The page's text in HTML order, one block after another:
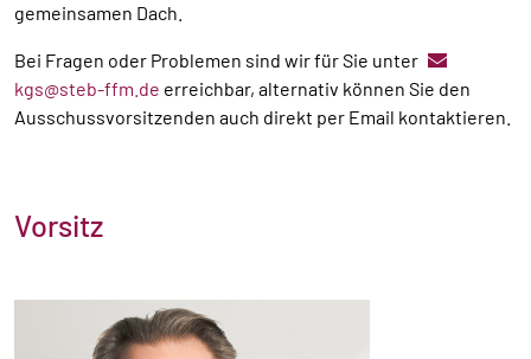
gemeinsamen Dach.
Bei Fragen oder Problemen sind wir für Sie unter
kgs@steb-ffm.de erreichbar, alternativ können Sie den
Ausschussvorsitzenden auch direkt per Email kontaktieren.
Vorsitz